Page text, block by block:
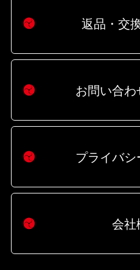
返品・交
お問い合わ
プライバシ
会社